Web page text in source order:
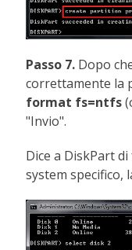
Passo 7. Dopo
correttamente la
format fs=ntfs
"Invio".
Dice a DiskPart
system specifico,